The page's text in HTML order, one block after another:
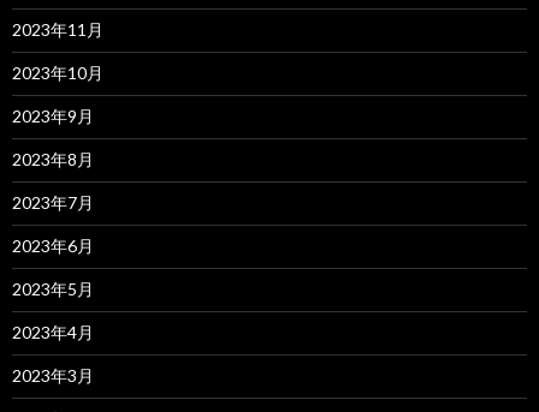
2023年11月
2023年10月
2023年9月
2023年8月
2023年7月
2023年6月
2023年5月
2023年4月
2023年3月